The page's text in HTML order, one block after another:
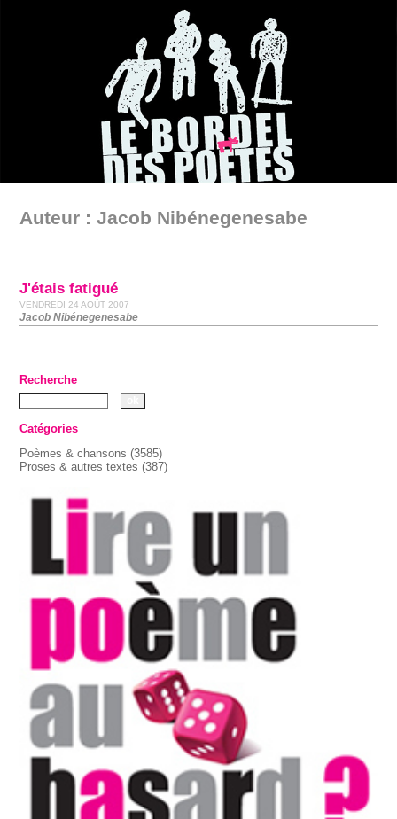
Auteur : Jacob Nibénegenesabe
J'étais fatigué
VENDREDI 24 AOÛT 2007
Jacob Nibé­ne­ge­ne­sabe
Recherche
Catégories
Poèmes & chansons (3585)
Proses & autres textes (387)